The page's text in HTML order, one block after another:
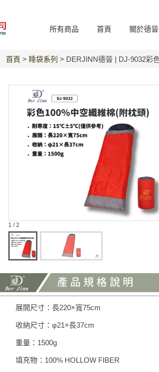
所有商品 首頁 關於德晉
首頁 > 睡袋系列 > DERJINN德晉 | DJ-9032彩
1 / 2
展開尺寸：長220×寬75cm
收納尺寸：φ21×長37cm
重量：1500g
填充物：100% HOLLOW FIBER